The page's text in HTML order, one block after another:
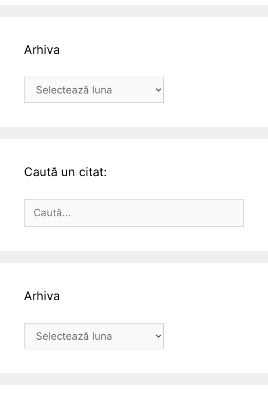
Arhiva
Arhiva
Caută un citat:
după:
Arhiva
Arhiva